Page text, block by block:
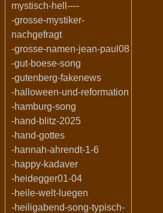
mystisch-hell----
-grosse-mystiker-
nachgefragt
-grosse-namen-jean-paul08
-gut-boese-song
-gutenberg-fakenews
-halloween-und-reformation
-hamburg-song
-hand-blitz-2025
-hand-gottes
-hannah-ahrendt-1-6
-happy-kadaver
-heidegger01-04
-heile-welt-luegen
-heiligabend-song-typisch-